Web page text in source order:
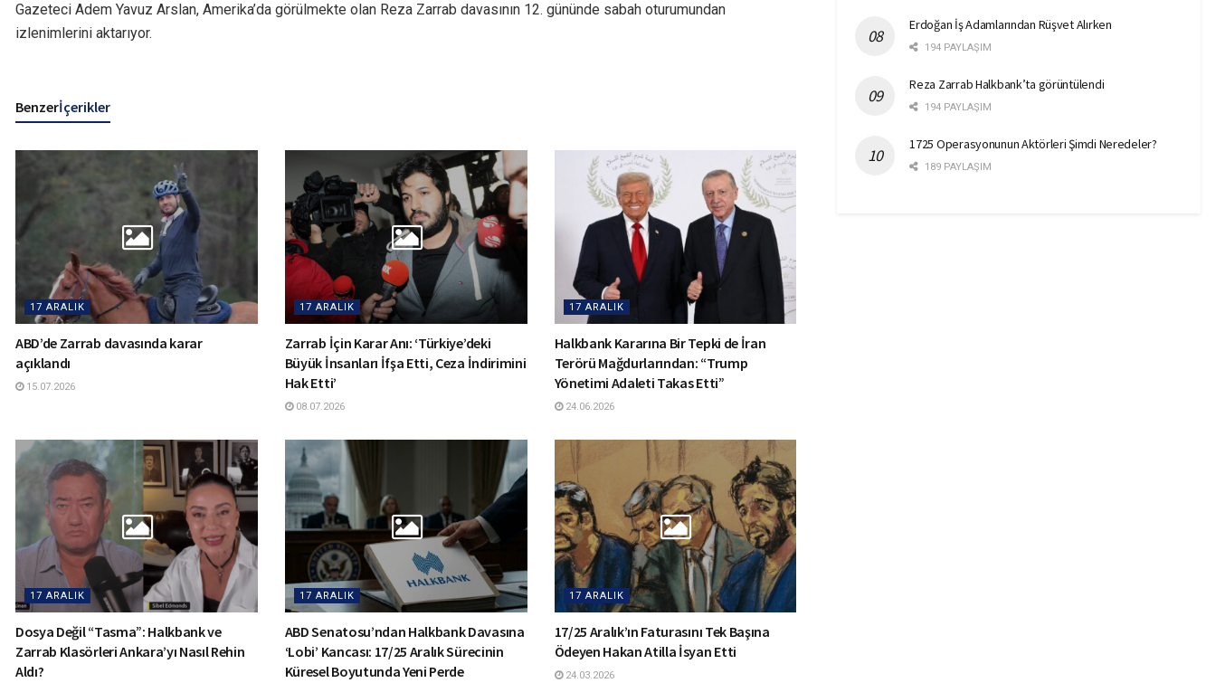
Gazeteci Adem Yavuz Arslan, Amerika’da görülmekte olan Reza Zarrab davasının 12. gününde sabah oturumundan
izlenimlerini aktarıyor.
Benzerİçerikler
17 ARALIK
ABD’de Zarrab davasında karar
açıklandı
15.07.2026
17 ARALIK
Zarrab İçin Karar Anı: ‘Türkiye’deki
Büyük İnsanları İfşa Etti, Ceza İndirimini
Hak Etti’
08.07.2026
17 ARALIK
Halkbank Kararına Bir Tepki de İran
Terörü Mağdurlarından: “Trump
Yönetimi Adaleti Takas Etti”
24.06.2026
17 ARALIK
Dosya Değil “Tasma”: Halkbank ve
Zarrab Klasörleri Ankara’yı Nasıl Rehin
Aldı?
17 ARALIK
ABD Senatosu’ndan Halkbank Davasına
‘Lobi’ Kancası: 17/25 Aralık Sürecinin
Küresel Boyutunda Yeni Perde
17 ARALIK
17/25 Aralık’ın Faturasını Tek Başına
Ödeyen Hakan Atilla İsyan Etti
24.03.2026
Erdoğan İş Adamlarından Rüşvet Alırken
194 PAYLAŞIM
Reza Zarrab Halkbank’ta görüntülendi
194 PAYLAŞIM
1725 Operasyonunun Aktörleri Şimdi Neredeler?
189 PAYLAŞIM